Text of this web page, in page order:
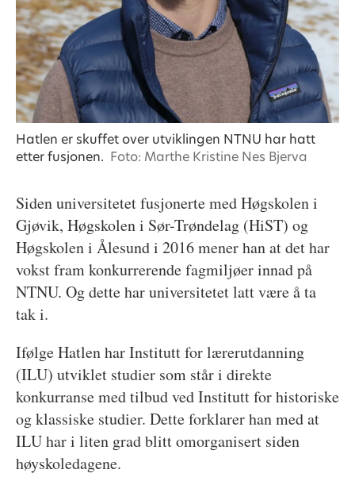
Hatlen er skuffet over utviklingen NTNU har hatt
etter fusjonen. Foto: Marthe Kristine Nes Bjerva
Siden universitetet fusjonerte med Høgskolen i
Gjøvik, Høgskolen i Sør-Trøndelag (HiST) og
Høgskolen i Ålesund i 2016 mener han at det har
vokst fram konkurrerende fagmiljøer innad på
NTNU. Og dette har universitetet latt være å ta
tak i.
Ifølge Hatlen har Institutt for lærerutdanning
(ILU) utviklet studier som står i direkte
konkurranse med tilbud ved Institutt for historiske
og klassiske studier. Dette forklarer han med at
ILU har i liten grad blitt omorganisert siden
høyskoledagene.